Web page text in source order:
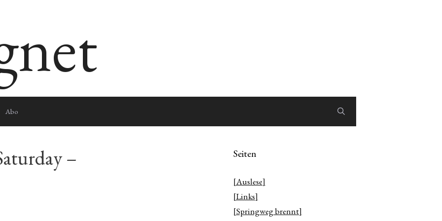
Abo
– Seiten
[Auslese]
[Links]
[Springweg brennt]